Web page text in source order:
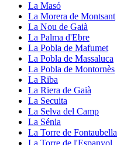
La Masó
La Morera de Montsant
La Nou de Gaià
La Palma d'Ebre
La Pobla de Mafumet
La Pobla de Massaluca
La Pobla de Montornès
La Riba
La Riera de Gaià
La Secuita
La Selva del Camp
La Sénia
La Torre de Fontaubella
La Torre de l'Espanyol